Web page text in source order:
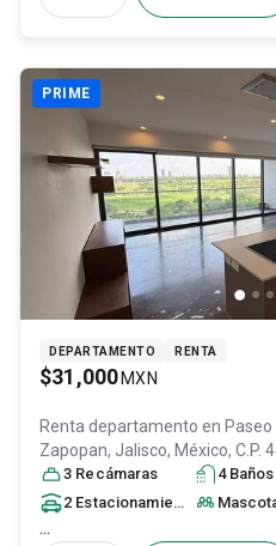
PRIME
DEPARTAMENTO RENTA
$31,000 MXN
Renta departamento en Paseo
Zapopan, Jalisco, México, C.P.
3 Recámaras 4 Baños
2 Estacionamiento s
...